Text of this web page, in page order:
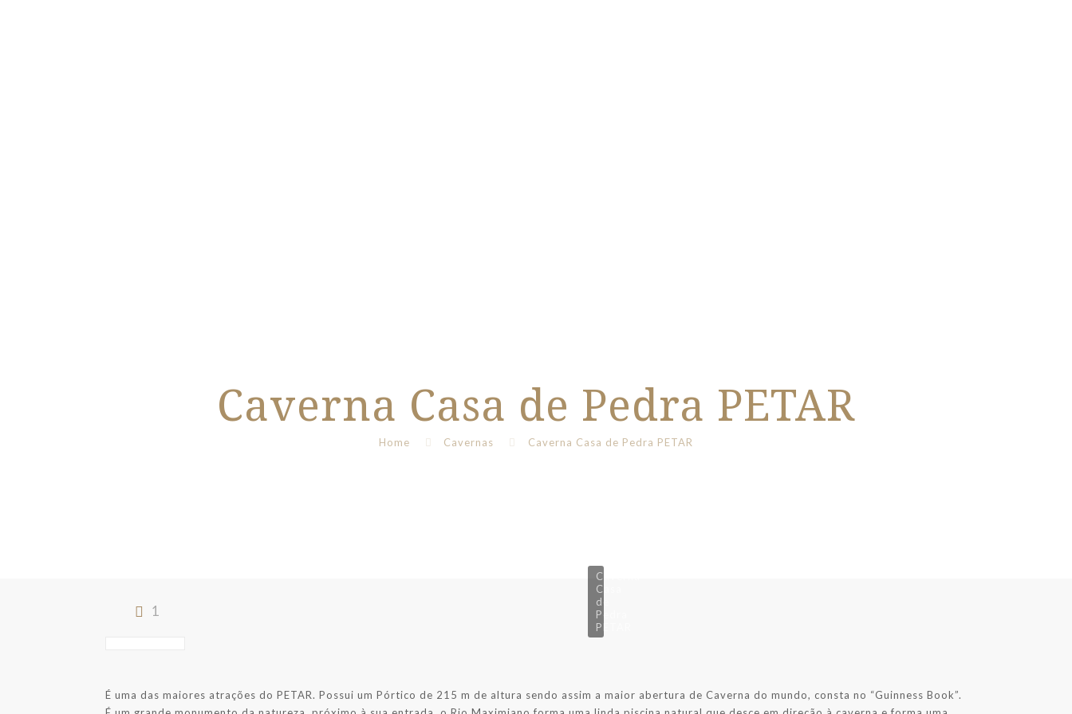
Caverna Casa de Pedra PETAR
Home Cavernas Caverna Casa de Pedra PETAR
1
Caverna
Casa
de
Pedra
PETAR
É uma das maiores atrações do PETAR. Possui um Pórtico de 215 m de altura sendo assim a maior abertura de Caverna do mundo, consta no “Guinness Book”.